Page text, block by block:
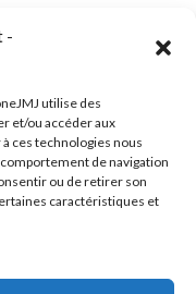
-
utilise des
et/ou accéder aux
ces technologies nous
de navigation
ou de retirer son
caractéristiques et